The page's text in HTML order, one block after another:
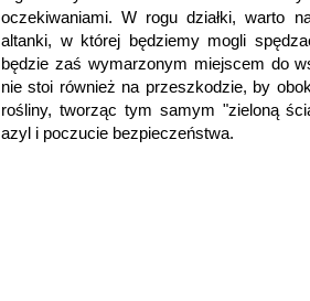
oczekiwaniami. W rogu działki, warto
altanki, w której będziemy mogli
będzie zaś wymarzonym miejscem do
nie stoi również na przeszkodzie, by
rośliny, tworząc tym samym "zieloną
azyl i poczucie bezpieczeństwa.